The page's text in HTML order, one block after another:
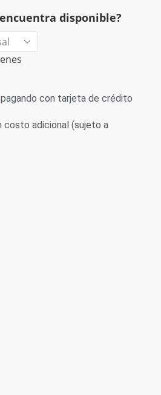
disponible?
pagando con tarjeta de crédito
costo adicional (sujeto a